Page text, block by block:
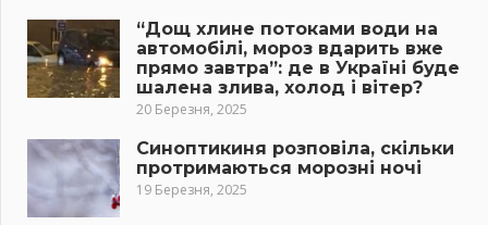
“Дощ хлине потоками води на
автомобілі, мороз вдарить вже
прямо завтра”: де в Україні буде
шалена злива, холод і вітер?
20 Березня, 2025
Синоптикиня розповіла, скільки
протримаються морозні ночі
19 Березня, 2025